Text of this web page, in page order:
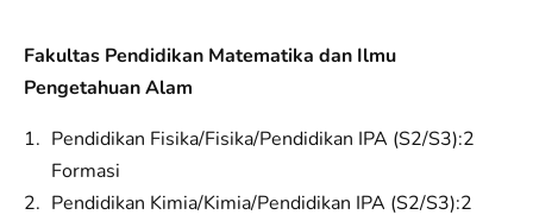
Fakultas Pendidikan Matematika dan Ilmu
Pengetahuan Alam
Pendidikan Fisika/Fisika/Pendidikan IPA (S2/S3):2
Formasi
Pendidikan Kimia/Kimia/Pendidikan IPA (S2/S3):2